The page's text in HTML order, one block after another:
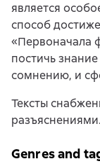
является
способ
«Первоначала
постичь
сомнению, и
Тексты
разъяснениями.
Genres and